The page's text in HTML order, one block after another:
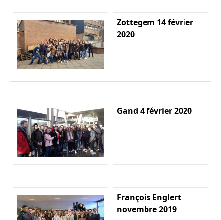
Zottegem 14 février
2020
Gand 4 février 2020
François Englert
novembre 2019